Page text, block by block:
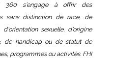
360 s’engage à offrir des
sans distinction de race, de
sexuelle, d’origine
de handicap ou de statut de
programmes ou activités. FHI